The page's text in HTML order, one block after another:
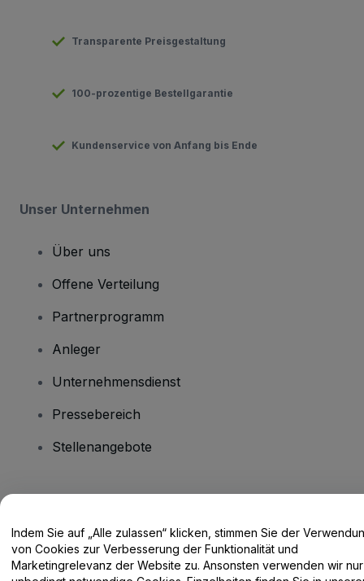
Transparente Preisgestaltung
100-prozentige Bestellgarantie
Kundenservice von Anfang bis Ende
Unser Unternehmen
Über uns
Offene Verteilung
Partnerprogramm
Anleger
Unternehmensdienst
Pressebereich
Stellenangebote
Hilfe-Center / Kontakt
Indem Sie auf „Alle zulassen“ klicken, stimmen Sie der
von Cookies zur Verbesserung der Funktionalität und
Marketingrelevanz der Website zu. Ansonsten verwenden wir nur